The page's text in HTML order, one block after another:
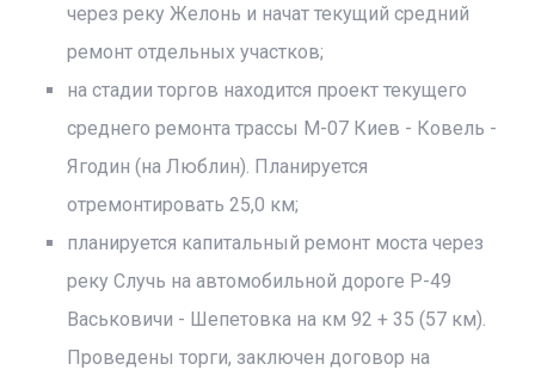
через реку Желонь и начат текущий средний
ремонт отдельных участков;
на стадии торгов находится проект текущего
среднего ремонта трассы М-07 Киев - Ковель -
Ягодин (на Люблин). Планируется
отремонтировать 25,0 км;
планируется капитальный ремонт моста через
реку Случь на автомобильной дороге Р-49
Васьковичи - Шепетовка на км 92 + 35 (57 км).
Проведены торги, заключен договор на